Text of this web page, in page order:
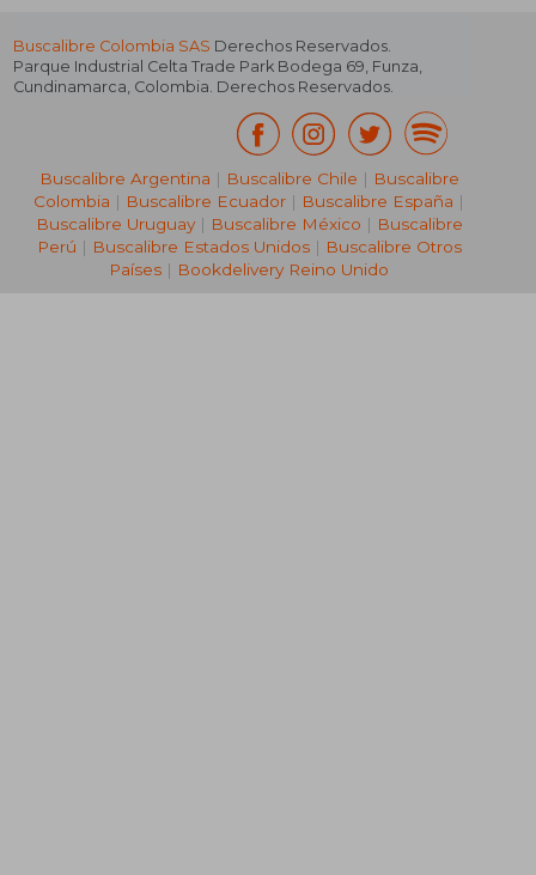
Buscalibre Colombia SAS Derechos Reservados.
Parque Industrial Celta Trade Park Bodega 69, Funza,
Cundinamarca, Colombia. Derechos Reservados.
Buscalibre Argentina | Buscalibre Chile | Buscalibre
Colombia | Buscalibre Ecuador | Buscalibre España |
Buscalibre Uruguay| Buscalibre México | Buscalibre
Perú | Buscalibre Estados Unidos| Buscalibre Otros
Países | Bookdelivery Reino Unido